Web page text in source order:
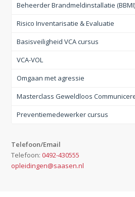
Beheerder Brandmeldinstallatie (BBMI)
Risico Inventarisatie & Evaluatie
Basisveiligheid VCA cursus
VCA-VOL
Omgaan met agressie
Masterclass Geweldloos
Preventiemedewerker cursus
Telefoon/Email
Telefoon:0492-430555
opleidingen@saasen.nl